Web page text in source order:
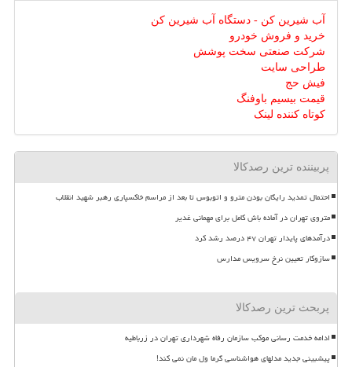
آب شیرین کن - دستگاه آب شیرین کن
خرید و فروش خودرو
شرکت صنعتی سخت پوشش
طراحی سایت
فیش حج
قیمت بیسیم باوفنگ
کوتاه کننده لینک
پربیننده ترین رصدکالا
احتمال تمدید رایگان بودن مترو و اتوبوس تا بعد از مراسم خاکسپاری رهبر شهید انقلاب
متروی تهران در آماده باش کامل برای مهمانی غدیر
درآمدهای پایدار تهران ۴۷ درصد رشد کرد
سازوکار تعیین نرخ سرویس مدارس
پربحث ترین رصدکالا
ادامه خدمت رسانی موکب سازمان رفاه شهرداری تهران در زرباطیه
پیشبینی جدید مدلهای هواشناسی گرما ول مان نمی کند!